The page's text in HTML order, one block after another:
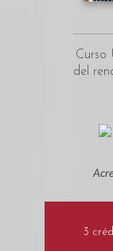
Curso
del
3